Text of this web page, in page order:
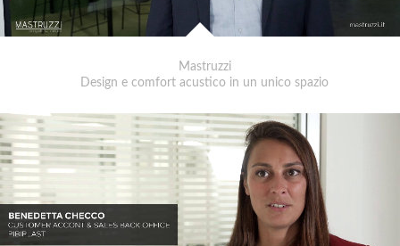
Mastruzzi
Design e comfort acustico in un unico spazio